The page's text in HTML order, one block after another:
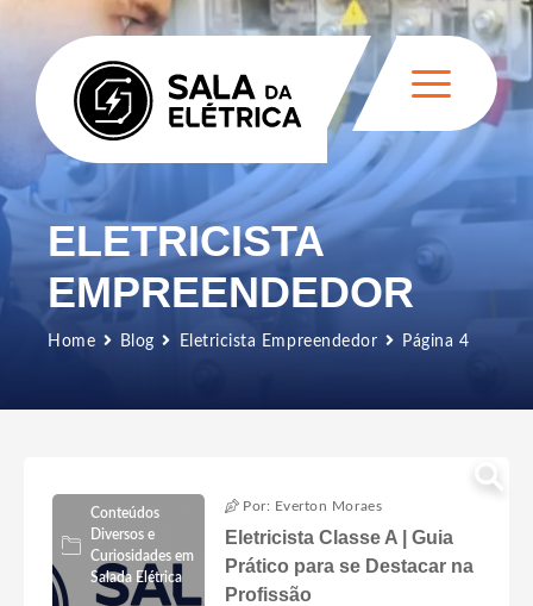
Home Blog Eletricista Empreendedor Página 4
ELETRICISTA
EMPREENDEDOR
Conteúdos
Diversos e
Curiosidades em
Salada Elétrica
Por: Everton Moraes
Eletricista Classe A | Guia
Prático para se Destacar na
Profissão